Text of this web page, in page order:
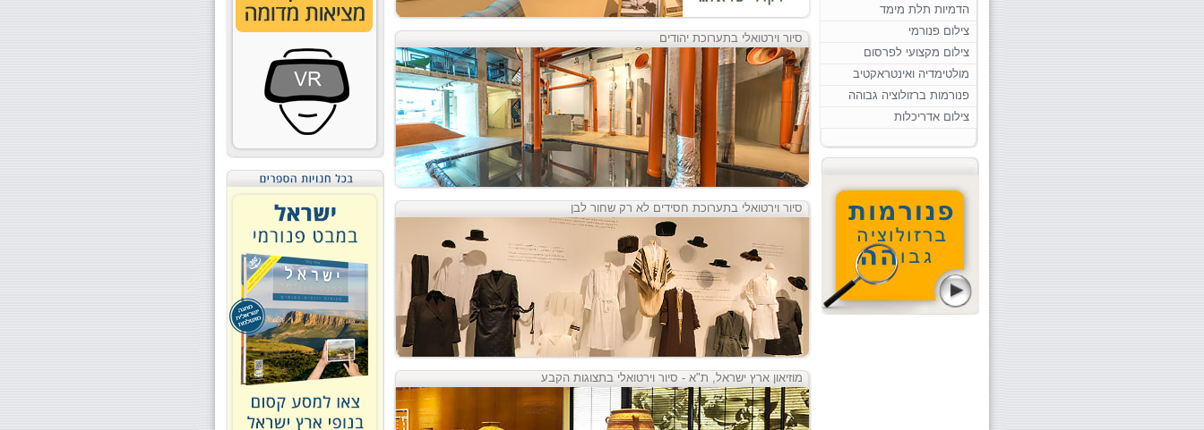
הדמיות תלת מימד
צילום פנורמי
צילום מקצועי לפרסום
מולטימדיה ואינטראקטיב
פנורמות ברזולוציה גבוהה
צילום אדריכלות
סיור וירטואלי בתערוכת יהודים
סיור וירטואלי בתערוכת חסידים לא רק שחור לבן
מוזיאון ארץ ישראל, ת"א - סיור וירטואלי בתצוגות הקבע